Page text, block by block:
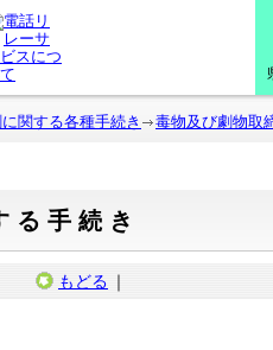
関する各種手続き 毒物及び劇物取
る手続き
もどる ｜